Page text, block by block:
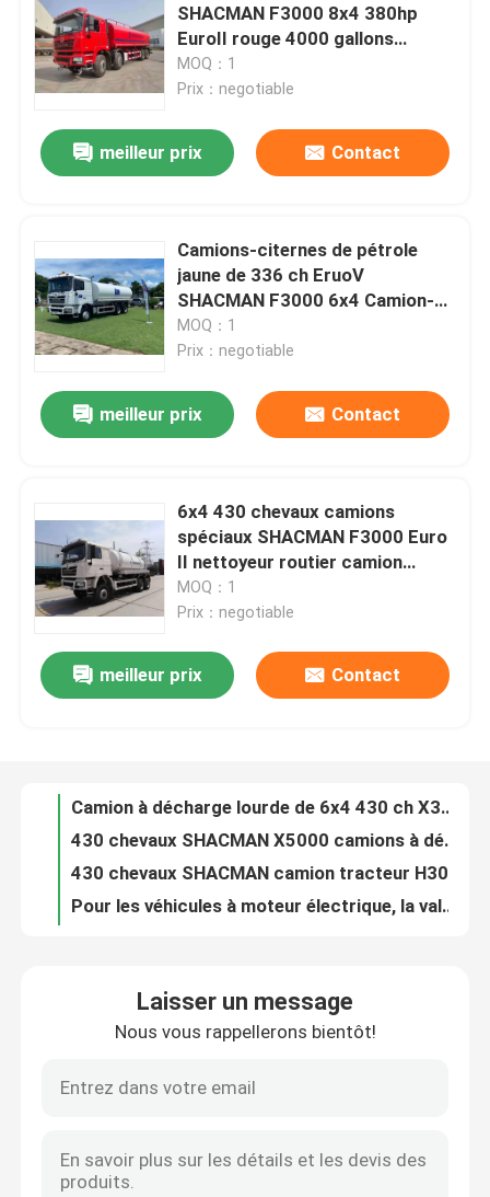
À la maison
À propos de nous
Contrôle de la qualité
Nous contacter
Camion de tracteur
SHACMAN F3000 8x4 380hp
EuroII rouge 4000 gallons
camion à eau
MOQ：1
Prix：negotiable
meilleur prix Contact
Camions-citernes de pétrole
jaune de 336 ch EruoV
SHACMAN F3000 6x4 Camion-
citerne de pétrole brut
MOQ：1
Prix：negotiable
meilleur prix Contact
6x4 430 chevaux camions
spéciaux SHACMAN F3000 Euro
II nettoyeur routier camion
balayeur
MOQ：1
Prix：negotiable
meilleur prix Contact
Camion à décharge lourde SHACMAN F3000 6x4 380 HP 430 HP
Pour les véhicules à moteur électrique, la valeur maximale de la valeur maximale de la valeur maximale de la valeur maximale de la valeur maximale de la valeur maximale de la valeur maximale de la valeur maximale de la valeur maximale de la valeur maximale de la valeur maximale de la valeur maximale de la valeur maximale de la valeur maximale.
SHACMAN X3000 6x6 camion tracteur 430HP EuroII blanc
Le camion tracteur SHACMAN X5000 4x2 430 chevaux EuroV blanc
Laisser un message
Nous vous rappellerons bientôt!